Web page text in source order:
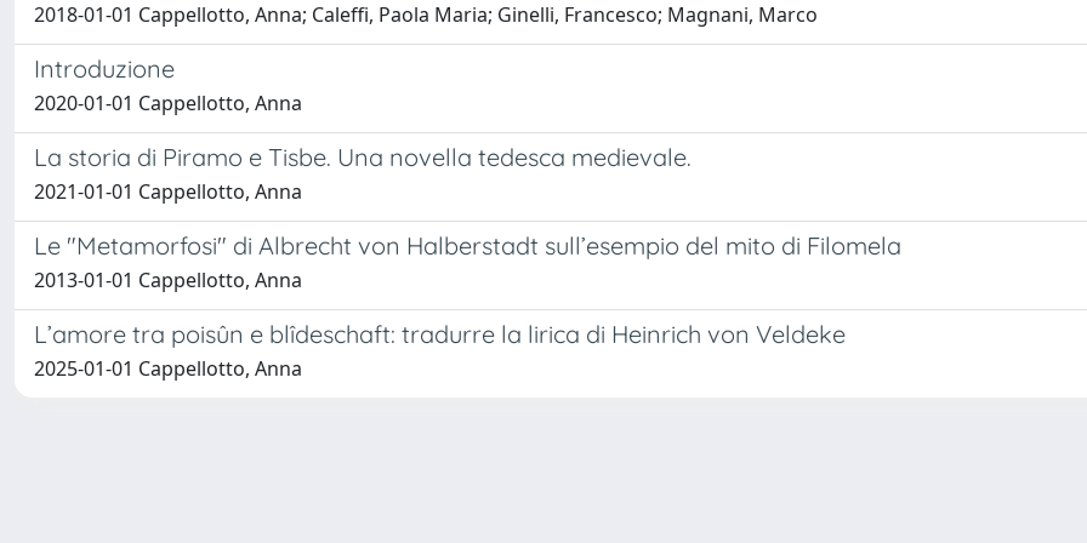
2018-01-01 Cappellotto, Anna; Caleffi, Paola Maria; Ginelli, Francesco; Magnani, Marco
Introduzione
2020-01-01 Cappellotto, Anna
La storia di Piramo e Tisbe. Una novella tedesca medievale.
2021-01-01 Cappellotto, Anna
Le "Metamorfosi" di Albrecht von Halberstadt sull’esempio del mito di Filomela
2013-01-01 Cappellotto, Anna
L’amore tra poisûn e blîdeschaft: tradurre la lirica di Heinrich von Veldeke
2025-01-01 Cappellotto, Anna